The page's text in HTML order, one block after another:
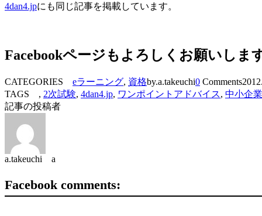
4dan4.jpにも同じ記事を掲載しています。
Facebookページもよろしくお願いしま
CATEGORIES eラーニング, 資格by.a.takeuchi0 Comments
TAGS , 2次試験, 4dan4.jp, ワンポイントアドバイス, 中小企
記事の投稿者
a.takeuchi a
Facebook comments: